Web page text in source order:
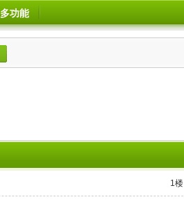
功能
1楼